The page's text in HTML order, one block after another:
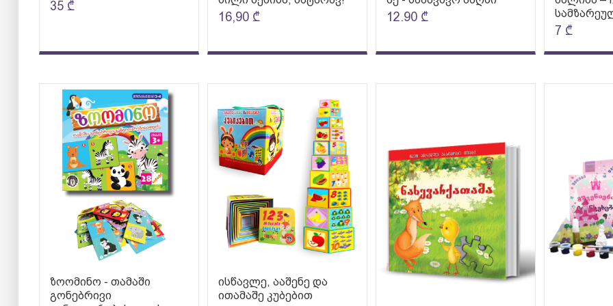
35 ₾
16,90 ₾ 12.90 ₾
7 ₾
ზოომინო - თამაში
გონებრივი
ისწავლე, ააშენე და
ითამაშე კუბებით